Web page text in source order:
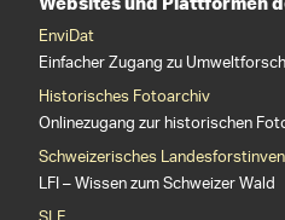
EnviDat
Einfacher Zugang zu
Historisches Fotoarchiv
Onlinezugang zur historischen
Schweizerisches
LFI – Wissen zum Schweizer Wald